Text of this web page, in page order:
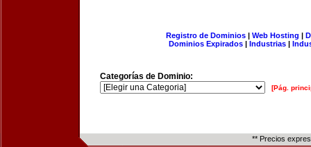
Registro de Dominios| Web Hosting |
Dominios Expirados | Industrias |
Categorías de Dominio:
[Pág.
** Precios